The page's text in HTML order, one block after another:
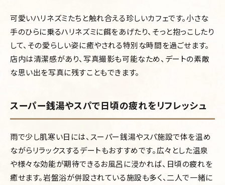
可愛いハリネズミたちと触れ合える珍しいカフェです。小さな
手のひらに乗るハリネズミに餌をあげたり、そっと抱っこしたり
して、その愛らしい姿に癒やされる特別な時間を過ごせます。
店内は清潔感があり、写真撮影も可能なため、デートの素敵
な思い出を写真に残すこともできます。
スーパー銭湯やスパで日頃の疲れをリフレッシュ
雨で少し肌寒い日には、スーパー銭湯やスパ施設で体を温め
ながらリラックスするデートもおすすめです。広々とした温泉
や様々な効能が期待できるお風呂に浸かれば、日頃の疲れを
癒せます。岩盤浴が併設されている施設も多く、二人で一緒に